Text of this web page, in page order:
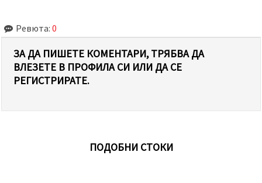
Ревюта: 0
ЗА ДА ПИШЕТЕ КОМЕНТАРИ, ТРЯБВА ДА
ВЛЕЗЕТЕ В ПРОФИЛА СИ ИЛИ ДА СЕ
РЕГИСТРИРАТЕ.
ПОДОБНИ СТОКИ